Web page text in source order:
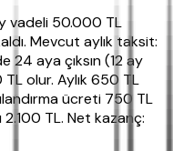
vadeli 50.000 TL
Mevcut aylık taksit:
24 aya çıksın (12 ay
TL olur. Aylık 650 TL
ücreti 750 TL
2.100 TL. Net kazanç: